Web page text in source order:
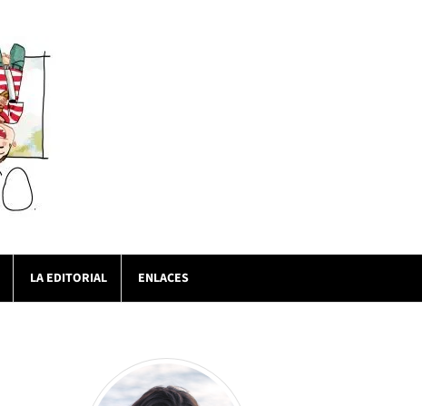
LA EDITORIAL ENLACES